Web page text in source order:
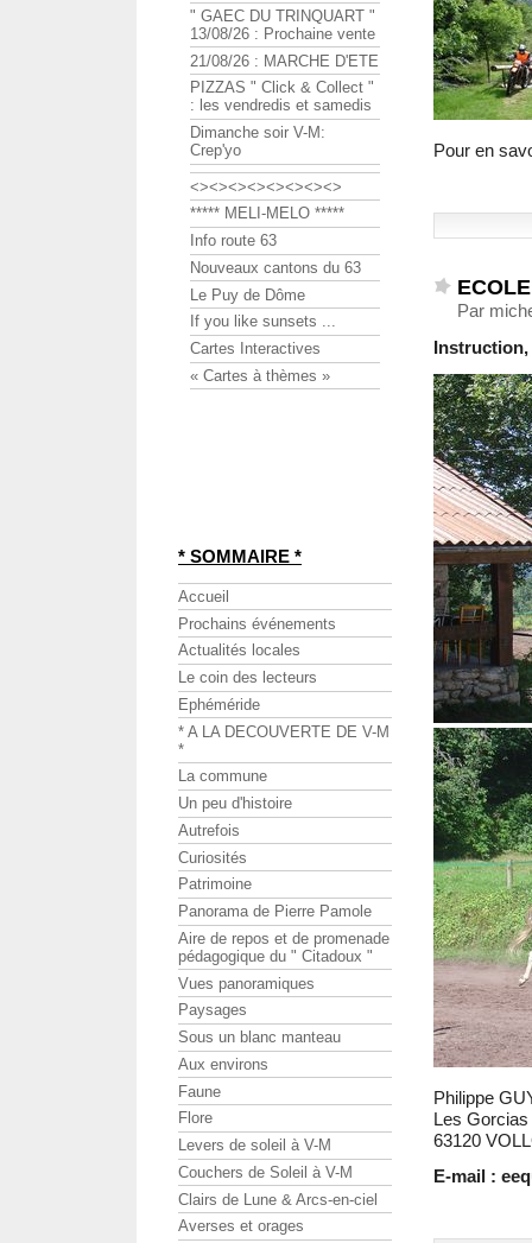
Pour en
Par
Philippe
Les Gorcias
63120
E-mail :
" GAEC DU TRINQUART "
13/08/26 : Prochaine vente
21/08/26 : MARCHE D'ETE
PIZZAS " Click & Collect "
: les vendredis et samedis
Dimanche soir V-M:
Crep'yo
<><><><><><><><>
***** MELI-MELO *****
Info route 63
Nouveaux cantons du 63
Le Puy de Dôme
If you like sunsets ...
Cartes Interactives
« Cartes à thèmes »
* SOMMAIRE *
Accueil
Prochains événements
Actualités locales
Le coin des lecteurs
Ephéméride
* A LA DECOUVERTE DE V-M
*
La commune
Un peu d'histoire
Autrefois
Curiosités
Patrimoine
Panorama de Pierre Pamole
Aire de repos et de promenade
pédagogique du " Citadoux "
Vues panoramiques
Paysages
Sous un blanc manteau
Aux environs
Faune
Flore
Levers de soleil à V-M
Couchers de Soleil à V-M
Clairs de Lune & Arcs-en-ciel
Averses et orages